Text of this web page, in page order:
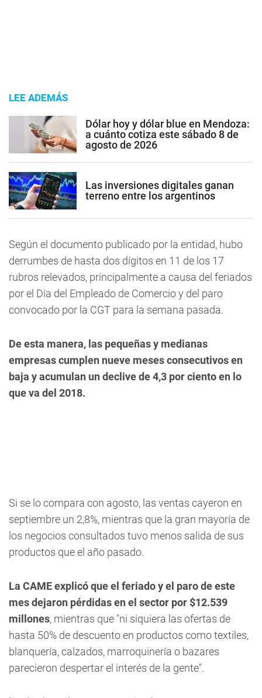
LEE ADEMÁS
Dólar hoy y dólar blue en Mendoza:
a cuánto cotiza este sábado 8 de
agosto de 2026
Las inversiones digitales ganan
terreno entre los argentinos
Según el documento publicado por la entidad, hubo
derrumbes de hasta dos dígitos en 11 de los 17
rubros relevados, principalmente a causa del feriados
por el Día del Empleado de Comercio y del paro
convocado por la CGT para la semana pasada.
De esta manera, las pequeñas y medianas
empresas cumplen nueve meses consecutivos en
baja y acumulan un declive de 4,3 por ciento en lo
que va del 2018.
Si se lo compara con agosto, las ventas cayeron en
septiembre un 2,8%, mientras que la gran mayoría de
los negocios consultados tuvo menos salida de sus
productos que el año pasado.
La CAME explicó que el feriado y el paro de este
mes dejaron pérdidas en el sector por $12.539
millones, mientras que "ni siquiera las ofertas de
hasta 50% de descuento en productos como textiles,
blanquería, calzados, marroquinería o bazares
parecieron despertar el interés de la gente".